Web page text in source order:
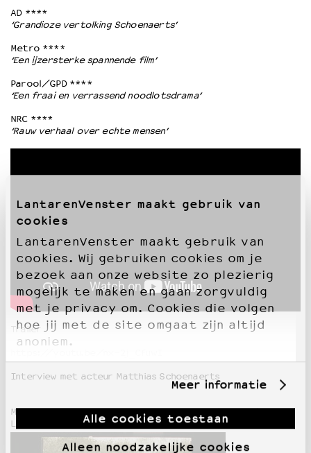
LantarenVenster maakt gebruik van
cookies
LantarenVenster maakt gebruik van
cookies. Wij gebruiken cookies om je
bezoek aan onze website zo plezierig
mogelijk te maken en gaan zorgvuldig
met je privacy om. Cookies die volgen
hoe jij met de site omgaat zijn altijd
anoniem.
Meer informatie
Alle cookies toestaan
Alleen noodzakelijke cookies
Ruimte voor artistieke vrijheid – VNPF
AD ****
‘Grandioze vertolking Schoenaerts’
Metro ****
‘Een ijzersterke spannende film’
Parool/GPD ****
‘Een fraai en verrassend noodlotsdrama’
NRC ****
‘Rauw verhaal over echte mensen’
Trailer
Interview met acteur Matthias Schoenaerts
Met: Matthias Schoenaerts, Jeroen Perceval en Frank
Lammers